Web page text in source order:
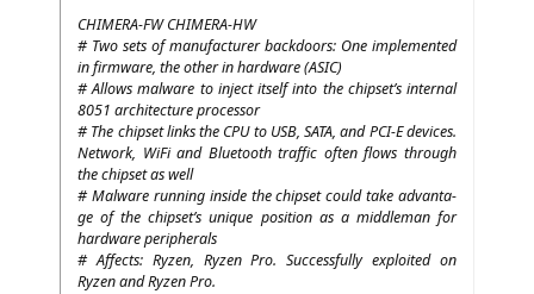
CHIMERA-FW CHIMERA-HW
# Two sets of manu­fac­tu­rer back­doors: One imple­men­ted
in firm­ware, the other in hard­ware (ASIC)
# Allows mal­wa­re to inject its­elf into the chipset’s inter­nal
8051 archi­tec­tu­re processor
# The chip­set links the CPUto USB,SATA, andPCI‑E devices.
Net­work, WiFi and Blue­tooth traf­fic often flows through
the chip­set as well
# Mal­wa­re run­ning insi­de the chip­set could take advan­ta­
ge of the chipset’s uni­que posi­ti­on as a midd­le­man for
hard­ware peripherals
# Affects: Ryzen, Ryzen Pro. Suc­cessful­ly exploi­ted on
Ryzen and Ryzen Pro.